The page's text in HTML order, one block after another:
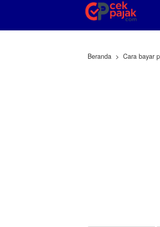
Beranda Cara bayar